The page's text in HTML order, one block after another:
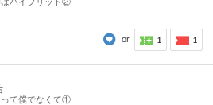
or 1 1
って僕でなくて①